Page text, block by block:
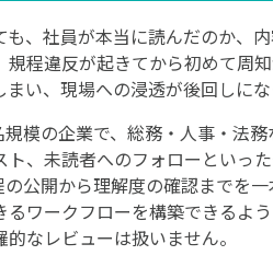
、社員が本当に読んだのか、
程違反が起きてから初めて周
い、現場への浸透が後回しにな
模の企業で、総務・人事・法
、未読者へのフォローといっ
公開から理解度の確認までを
ワークフローを構築できるよ
なレビューは扱いません。